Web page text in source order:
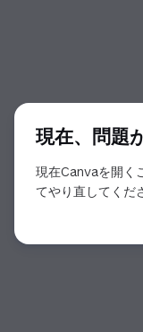
現在、問題
現在Canvaを開く
てやり直してくだ